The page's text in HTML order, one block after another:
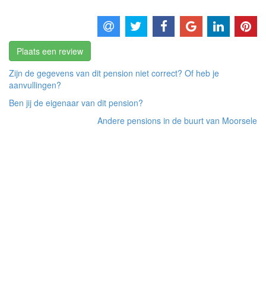
Plaats een review
Zijn de gegevens van dit pension niet correct? Of heb je
aanvullingen?
Ben jij de eigenaar van dit pension?
Andere pensions in de buurt van Moorsele